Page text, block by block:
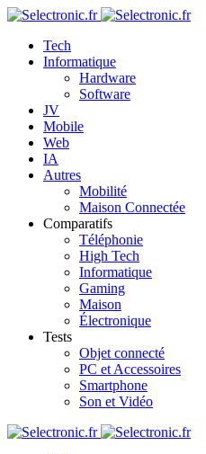
Tech
Informatique
Hardware
Software
JV
Mobile
Web
IA
Autres
Mobilité
Maison Connectée
Comparatifs
Téléphonie
High Tech
Informatique
Gaming
Maison
Électronique
Tests
Objet connecté
PC et Accessoires
Smartphone
Son et Vidéo